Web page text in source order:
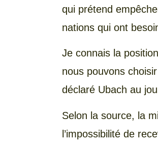
qui prétend
nations qui ont
Je connais la
nous pouvons
déclaré Ubach au
Selon la source, la
l’impossibilité de